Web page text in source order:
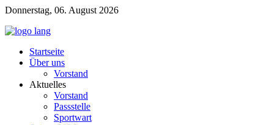
Donnerstag, 06. August 2026
Startseite
Über uns
Vorstand
Aktuelles
Vorstand
Passstelle
Sportwart